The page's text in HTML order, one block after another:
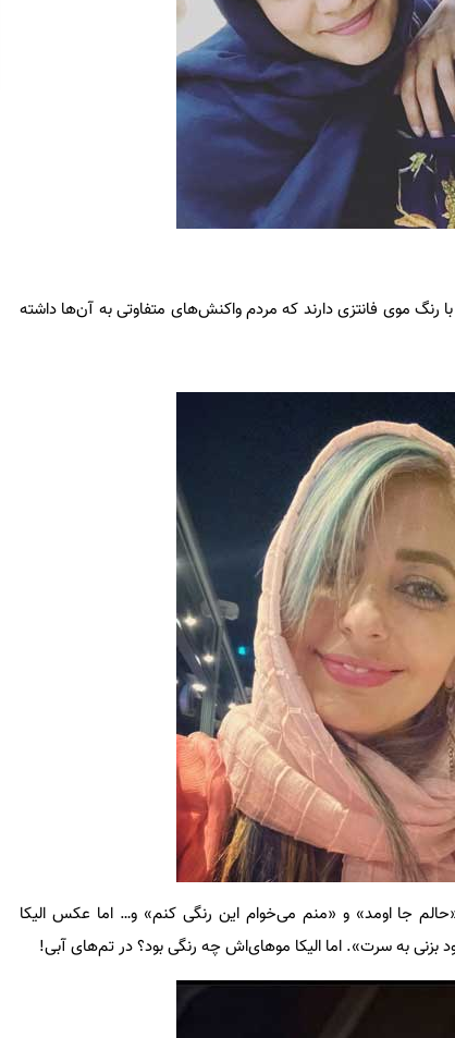
رنگ موی فانتزی دارند که مردم واکنش‌های متفاوتی به آن‌ها داشته
«حالم جا اومد» و «منم می‌خوام این رنگی کنم» و… اما عکس الیکا
به سرت». اما الیکا موهای‌اش چه رنگی بود؟ در تم‌های آبی!